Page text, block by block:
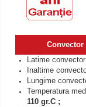
Convector
Latime
Inaltime
Lungime
Temperatura
110 gr.C ;